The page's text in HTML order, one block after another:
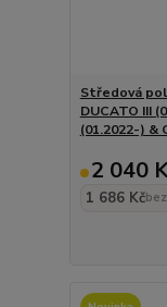
Středová
DUCATO III
(01.2022-) &
2 040
1 686 Kč